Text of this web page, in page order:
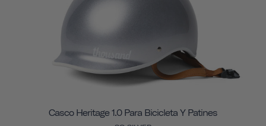
Casco Heritage 1.0 Para Bicicleta Y Patines